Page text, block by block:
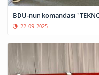
BDU-nun komandası
22-09-2025